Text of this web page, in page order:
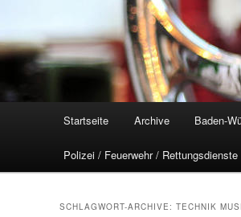
Startseite Archive Baden-
Polizei / Feuerwehr / Rettungsdienste
SCHLAGWORT-ARCHIVE: TECHNIK